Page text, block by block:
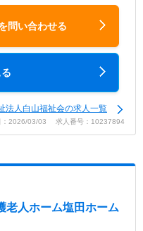
問い合わせる
法人白山福祉会の求人一覧
：2026/03/03 求人番号：10237894
老人ホーム塩田ホーム